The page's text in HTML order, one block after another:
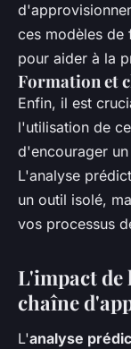
ces modèles de
pour aider à la
Formation et
Enfin, il est
l'utilisation de
d'encourager
L'analyse
un outil isolé,
vos processus
L'impact de
chaîne
L'analyse